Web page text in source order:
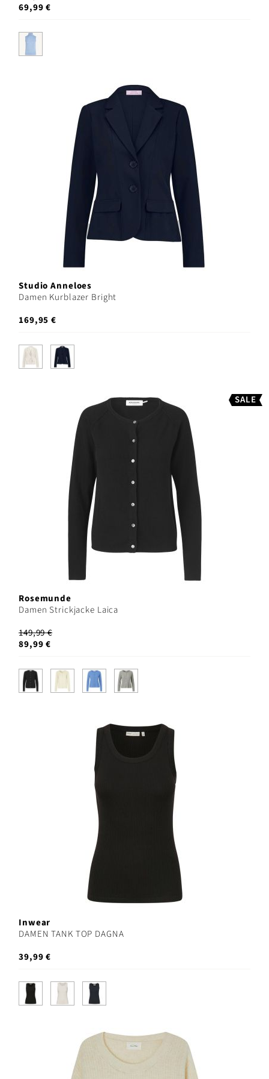
69,99 €
Studio Anneloes
Damen Kurblazer Bright
169,95 €
SALE
Rosemunde
Damen Strickjacke Laica
149,99 €
89,99 €
Inwear
DAMEN TANK TOP DAGNA
39,99 €